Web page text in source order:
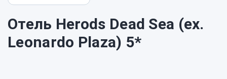
Отель Herods Dead Sea (ex.
Leonardo Plaza) 5*